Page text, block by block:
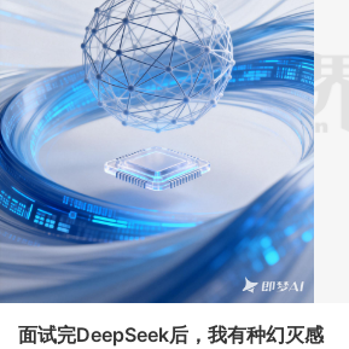
面试完DeepSeek后，我有种幻灭感